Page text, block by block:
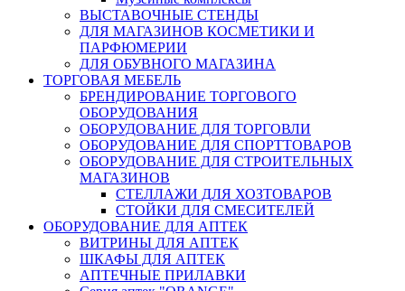
ВЫСТАВОЧНЫЕ СТЕНДЫ
ДЛЯ МАГАЗИНОВ КОСМЕТИКИ И
ПАРФЮМЕРИИ
ДЛЯ ОБУВНОГО МАГАЗИНА
ТОРГОВАЯ МЕБЕЛЬ
БРЕНДИРОВАНИЕ ТОРГОВОГО
ОБОРУДОВАНИЯ
ОБОРУДОВАНИЕ ДЛЯ ТОРГОВЛИ
ОБОРУДОВАНИЕ ДЛЯ СПОРТТОВАРОВ
ОБОРУДОВАНИЕ ДЛЯ СТРОИТЕЛЬНЫХ
МАГАЗИНОВ
СТЕЛЛАЖИ ДЛЯ ХОЗТОВАРОВ
СТОЙКИ ДЛЯ СМЕСИТЕЛЕЙ
ОБОРУДОВАНИЕ ДЛЯ АПТЕК
ВИТРИНЫ ДЛЯ АПТЕК
ШКАФЫ ДЛЯ АПТЕК
АПТЕЧНЫЕ ПРИЛАВКИ